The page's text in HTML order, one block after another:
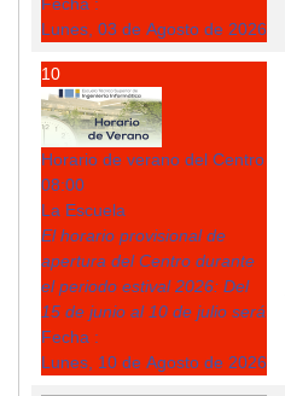
Lunes, 03 de Agosto de 2026
10
Horario de verano del Centro
08:00
La Escuela
El horario provisional de
apertura del Centro durante
el periodo estival 2026: Del
15 de junio al 10 de julio será
Fecha :
Lunes, 10 de Agosto de 2026